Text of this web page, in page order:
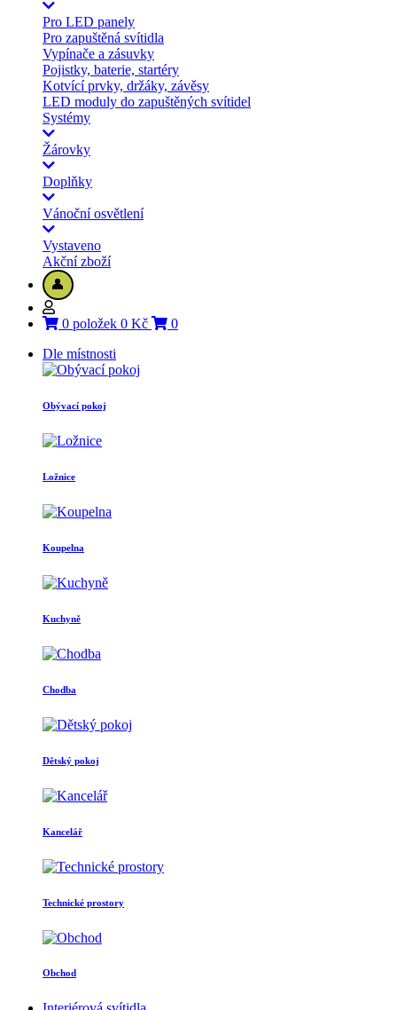
Pro LED panely
Pro zapuštěná svítidla
Vypínače a zásuvky
Pojistky, baterie, startéry
Kotvící prvky, držáky, závěsy
LED moduly do zapuštěných svítidel
Systémy
Žárovky
Doplňky
Vánoční osvětlení
Vystaveno
Akční zboží
👤
0 položek 0 Kč
0
Dle místnosti
Obývací pokoj
Ložnice
Koupelna
Kuchyně
Chodba
Dětský pokoj
Kancelář
Technické prostory
Obchod